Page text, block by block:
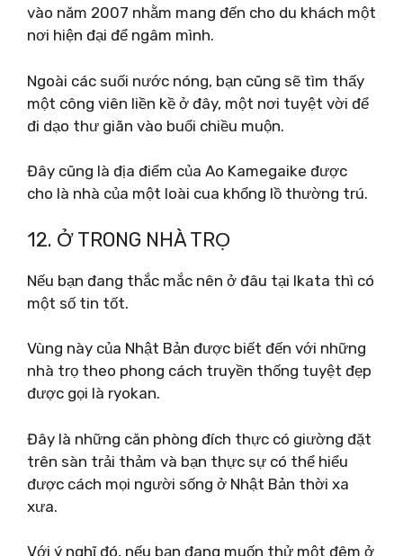
vào năm 2007 nhằm mang đến cho du khách một
nơi hiện đại để ngâm mình.
Ngoài các suối nước nóng, bạn cũng sẽ tìm thấy
một công viên liền kề ở đây, một nơi tuyệt vời để
đi dạo thư giãn vào buổi chiều muộn.
Đây cũng là địa điểm của Ao Kamegaike được
cho là nhà của một loài cua khổng lồ thường trú.
12. Ở TRONG NHÀ TRỌ
Nếu bạn đang thắc mắc nên ở đâu tại Ikata thì có
một số tin tốt.
Vùng này của Nhật Bản được biết đến với những
nhà trọ theo phong cách truyền thống tuyệt đẹp
được gọi là ryokan.
Đây là những căn phòng đích thực có giường đặt
trên sàn trải thảm và bạn thực sự có thể hiểu
được cách mọi người sống ở Nhật Bản thời xa
xưa.
Với ý nghĩ đó, nếu bạn đang muốn thử một đêm ở